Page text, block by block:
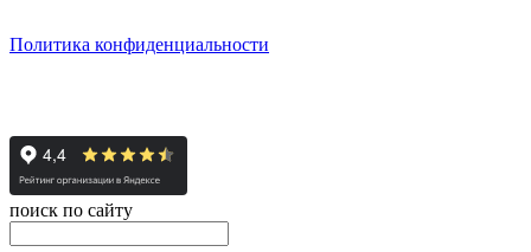
Политика конфиденциальности
поиск по сайту